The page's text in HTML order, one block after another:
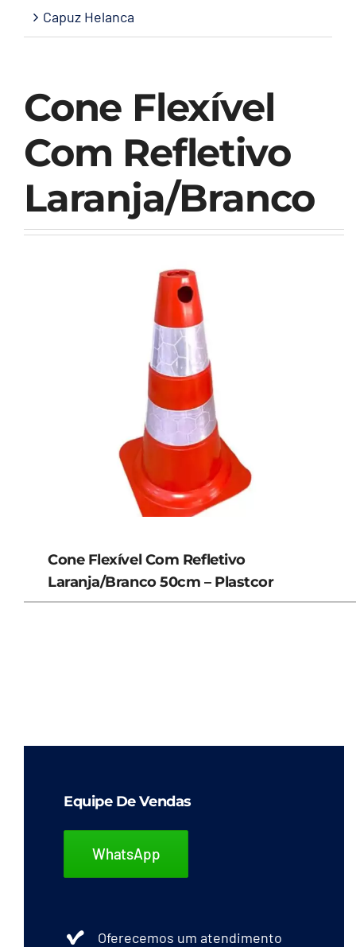
Cone Flexível
Com Refletivo
Laranja/Branco
Cone Flexível Com Refletivo
Laranja/Branco 50cm – Plastcor
Capuz Helanca
Equipe De Vendas
WhatsApp
Oferecemos um atendimento